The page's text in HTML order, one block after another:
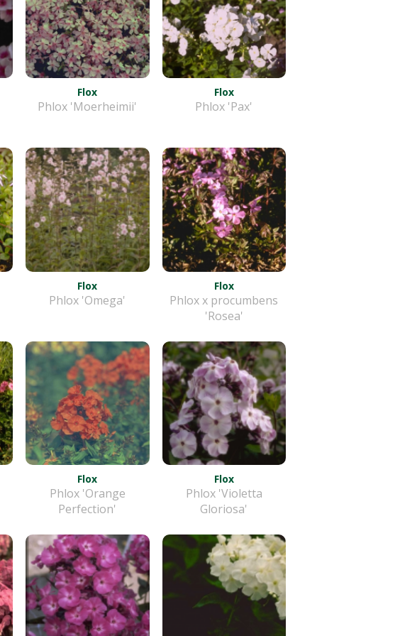
Flox
Phlox 'Moerheimii'
Flox
Phlox 'Pax'
Flox
Phlox 'Omega'
Flox
Phlox x procumbens
'Rosea'
Flox
Phlox 'Orange
Perfection'
Flox
Phlox 'Violetta
Gloriosa'